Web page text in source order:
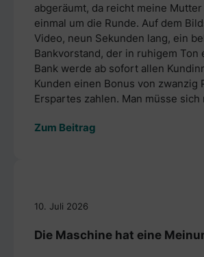
abgeräumt, da reicht meine
einmal um die Runde. Auf dem
Video, neun Sekunden lang, ein
Bankvorstand, der in ruhigem Ton
Bank werde ab sofort allen
Kunden einen Bonus von zwanzig
Erspartes zahlen. Man müsse sich
Zum Beitrag
10. Juli 2026
Die Maschine hat eine